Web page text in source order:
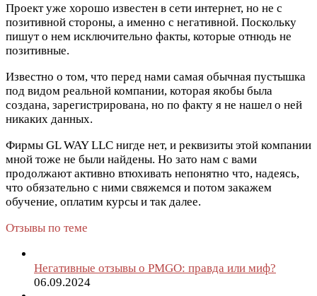
Проект уже хорошо известен в сети интернет, но не с
позитивной стороны, а именно с негативной. Поскольку
пишут о нем исключительно факты, которые отнюдь не
позитивные.
Известно о том, что перед нами самая обычная пустышка
под видом реальной компании, которая якобы была
создана, зарегистрирована, но по факту я не нашел о ней
никаких данных.
Фирмы GL WAY LLC нигде нет, и реквизиты этой компании
мной тоже не были найдены. Но зато нам с вами
продолжают активно втюхивать непонятно что, надеясь,
что обязательно с ними свяжемся и потом закажем
обучение, оплатим курсы и так далее.
Отзывы по теме
Негативные отзывы о PMGO: правда или миф?
06.09.2024